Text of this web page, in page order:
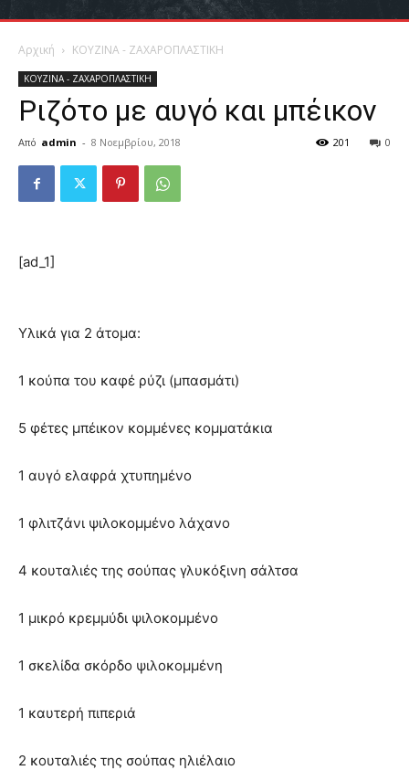
Αρχική ΚΟΥΖΙΝΑ - ΖΑΧΑΡΟΠΛΑΣΤΙΚΗ
ΚΟΥΖΙΝΑ - ΖΑΧΑΡΟΠΛΑΣΤΙΚΗ
Ριζότο με αυγό και μπέικον
Από admin - 8 Νοεμβρίου, 2018 0
201
[ad_1]
Υλικά για 2 άτομα:
1 κούπα του καφέ ρύζι (μπασμάτι)
5 φέτες μπέικον κομμένες κομματάκια
1 αυγό ελαφρά χτυπημένο
1 φλιτζάνι ψιλοκομμένο λάχανο
4 κουταλιές της σούπας γλυκόξινη σάλτσα
1 μικρό κρεμμύδι ψιλοκομμένο
1 σκελίδα σκόρδο ψιλοκομμένη
1 καυτερή πιπεριά
2 κουταλιές της σούπας ηλιέλαιο